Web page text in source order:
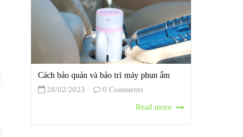
Cách bảo quản và bảo trì máy phun ẩm
28/02/2023
0 Comments
Read more